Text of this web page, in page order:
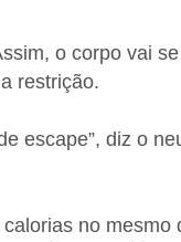
o corpo vai
restrição.
escape”, diz o
no